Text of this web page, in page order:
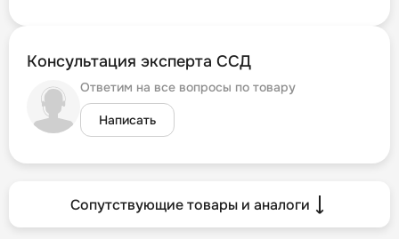
Консультация эксперта ССД
Ответим на все вопросы по товару
Написать
Сопутствующие товары и аналоги